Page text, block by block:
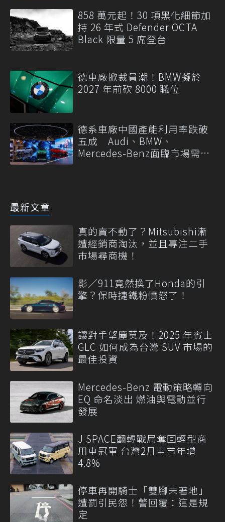
858 萬元起！30 項黑化細節加
持 26 年式 Defender OCTA
Black 限量 5 席登台
德車廠掀裁員潮！BMW擬於
2027 年前砍 8000 職位
德系車廠中國產能利用率跌破
五成 Audi、BMW、
Mercedes-Benz面臨市場需求
最新文章
真的賣不動了？Mitsubishi漸
遭經銷商淘汰，並且專注二手
市場尋商機！
影／911竟然換了Honda的引
擎？保時捷鐵粉憤怒了！
讓對手望塵莫及！2025 年賓士
GLC 如何成為台灣 SUV 市場的
最佳投資
Mercedes-Benz 電動策略轉向
EQ 命名淡出 燃油與電動並行
發展
J SPACE翻轉戰局奪回輕型商
用車冠軍 台灣2月車市年增
4.8%
停車再開騎士「雙腳未著地」
遭罰引民怨！警回覆：這是規
定